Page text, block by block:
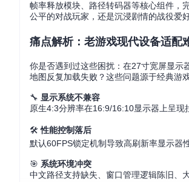
帧率释放模块、路径转码器等核心组件，
公平的对战玩家，还是沉浸剧情的战役爱
痛点解析：老游戏现代设备适配
你是否遇到过这些困扰：在27寸宽屏显示
地图反复加载失败？这些问题源于经典游
🔧 显示系统不兼容
原生4:3分辨率在16:9/16:10显示器上呈现
🛠️性能控制落后
默认60FPS锁定机制导致高刷新率显示器
🎯 系统环境冲突
中文路径支持缺失、窗口管理逻辑陈旧、